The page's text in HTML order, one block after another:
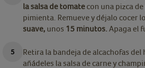
la salsa de tomate con una pizca
pimienta. Remueve y déjalo cocer
suave, unos 15 minutos. Apaga el
Retira la bandeja de alcachofas del
añádeles la salsa de carne y